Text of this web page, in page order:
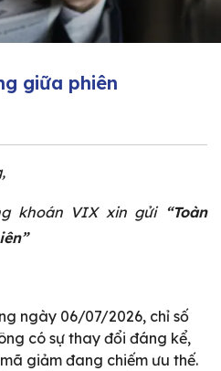
giữa phiên
khoán VIX xin gửi“Toàn
ngày 06/07/2026, chỉ số
có sự thay đổi đáng kể,
giảm đang chiếm ưu thế.